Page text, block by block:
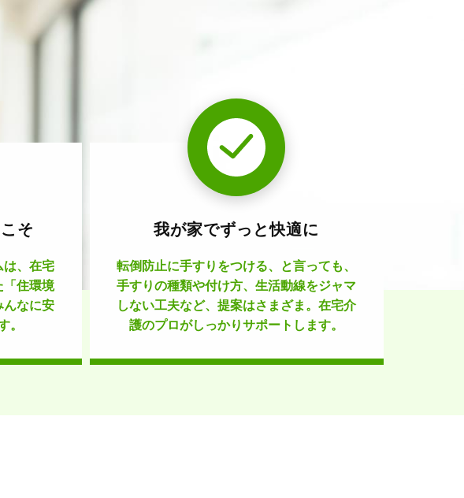
そ
は、在宅
住環境
なに安
我が家でずっと快適に
転倒防止に手すりをつける、と言っても、
手すりの種類や付け方、生活動線をジャマ
しない工夫など、提案はさまざま。在宅介
護のプロがしっかりサポートします。